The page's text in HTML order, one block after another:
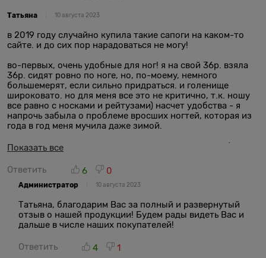
примерки, и с платным возвратом, равным трети
подошли, без внутренней доп.стельки, как и тапки 37-го
размера, а полусапожки домашние с отделкой даже 36-
го размера были впору! Очень жаль , что у вашего
магазина нет реальных магазинов, хотя бы в крупных
городах, чтоб в живую померить обувь, т.к. это просто
лотерея с покупкой через интернет-магазин обуви,
подойдет-не подойдет?!
Татьяна 10 августа 2023
в 2019 году случайно купила такие сапоги на каком-то
сайте. и до сих пор нарадоваться не могу!
во-первых, очень удобные для ног! я на свой 36р. взяла
36р. сидят ровно по ноге, но, по-моему, немного
большемерят, если сильно придраться. и голенище
широковато. но для меня все это не критично, т.к. ношу
все равно с носками и рейтузами) насчет удобства - я
напрочь забыла о проблеме вросших ногтей, которая из
года в год меня мучила даже зимой.
во-вторых, подошва нескользящая. для меня этот фактор
в больницу не хочет.
в-третьих, очень теплые и дышащие. а мерзлячка я еще
до проталин, практически) снег у нас в Якутии выпадает
уже в октябре и лежит где-то до апреля. еще один
немаловажный фактор - в этих сапогах спокойно могу
при сильных морозах, до -45, например, я надеваю еще
Показать все
Ответить 6 0
Администратор 10 августа 2023
Татьяна, благодарим Вас за полный и развернутый
отзыв о нашей продукции! Будем рады видеть Вас и
дальше в числе наших покупателей!
Ответить 4 1